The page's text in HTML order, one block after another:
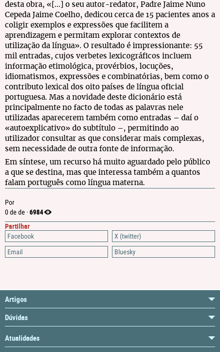
Por
0 de de ·6984
Partilhar
Facebook
X (twitter)
Email
Bluesky
desta obra, «[...] o seu autor-redator, Padre Jaime Nuno
Cepeda Jaime Coelho, dedicou cerca de 15 pacientes anos a
coligir exemplos e expressões que facilitem a
aprendizagem e permitam explorar contextos de
utilização da língua». O resultado é impressionante: 55
mil entradas, cujos verbetes lexicográficos incluem
informação etimológica, provérbios, locuções,
idiomatismos, expressões e combinatórias, bem como o
contributo lexical dos oito países de língua oficial
portuguesa. Mas a novidade deste dicionário está
principalmente no facto de todas as palavras nele
utilizadas aparecerem também como entradas – daí o
«autoexplicativo» do subtítulo –, permitindo ao
utilizador consultar as que considerar mais complexas,
sem necessidade de outra fonte de informação.
Em síntese, um recurso há muito aguardado pelo público
a que se destina, mas que interessa também a quantos
falam português como língua materna.
Artigos
Dúvidas
Atualidades